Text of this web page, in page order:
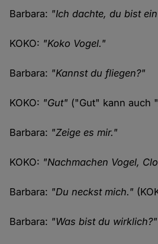
Barbara: "Ich dachte, du bist
KOKO: "Koko Vogel."
Barbara: "Kannst du fliegen?"
KOKO: "Gut" ("Gut" kann auch
Barbara: "Zeige es mir."
KOKO: "Nachmachen Vogel,
Barbara: "Du neckst mich."
Barbara: "Was bist du wirklich?"